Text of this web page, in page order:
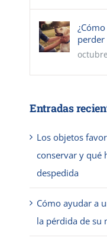
perder
Entradas
Los objetos
conservar y qué
despedida
Cómo ayudar a
la pérdida de su